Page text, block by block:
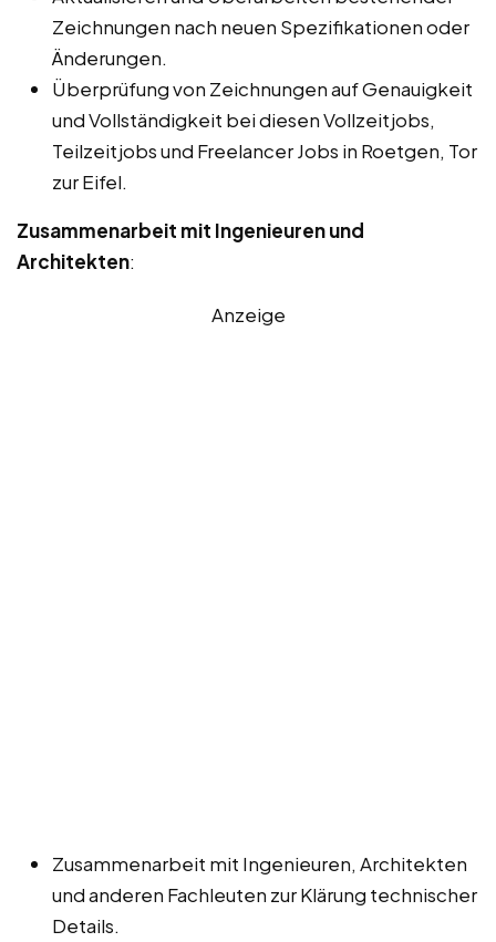
Zeichnungen nach neuen Spezifikationen oder
Änderungen.
Überprüfung von Zeichnungen auf Genauigkeit
und Vollständigkeit bei diesen Vollzeitjobs,
Teilzeitjobs und Freelancer Jobs in Roetgen, Tor
zur Eifel.
Zusammenarbeit mit Ingenieuren und
Architekten:
Anzeige
Zusammenarbeit mit Ingenieuren, Architekten
und anderen Fachleuten zur Klärung technischer
Details.